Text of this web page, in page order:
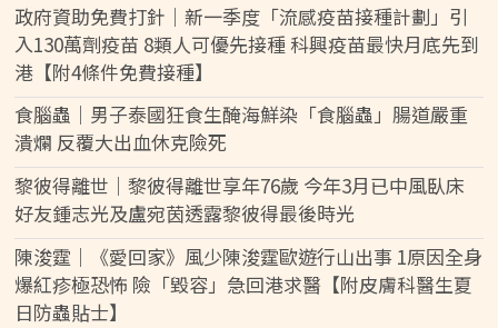
政府資助免費打針｜新一季度「流感疫苗接種計劃」引
入130萬劑疫苗 8類人可優先接種 科興疫苗最快月底先到
港【附4條件免費接種】
食腦蟲｜男子泰國狂食生醃海鮮染「食腦蟲」腸道嚴重
潰爛 反覆大出血休克險死
黎彼得離世｜黎彼得離世享年76歲 今年3月已中風臥床
好友鍾志光及盧宛茵透露黎彼得最後時光
陳浚霆｜《愛回家》風少陳浚霆歐遊行山出事 1原因全身
爆紅疹極恐怖 險「毀容」急回港求醫【附皮膚科醫生夏
日防蟲貼士】